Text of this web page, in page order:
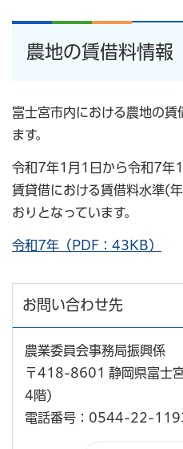
農地の賃借料情報
富士宮市内における農地の賃
ます。
令和7年1月1日から令和7年
賃貸借における賃借料水準(
おりとなっています。
令和7年（PDF：43KB）
お問い合わせ先
農業委員会事務局振興係
〒418-8601 静岡県富士
4階)
電話番号：0544-22-